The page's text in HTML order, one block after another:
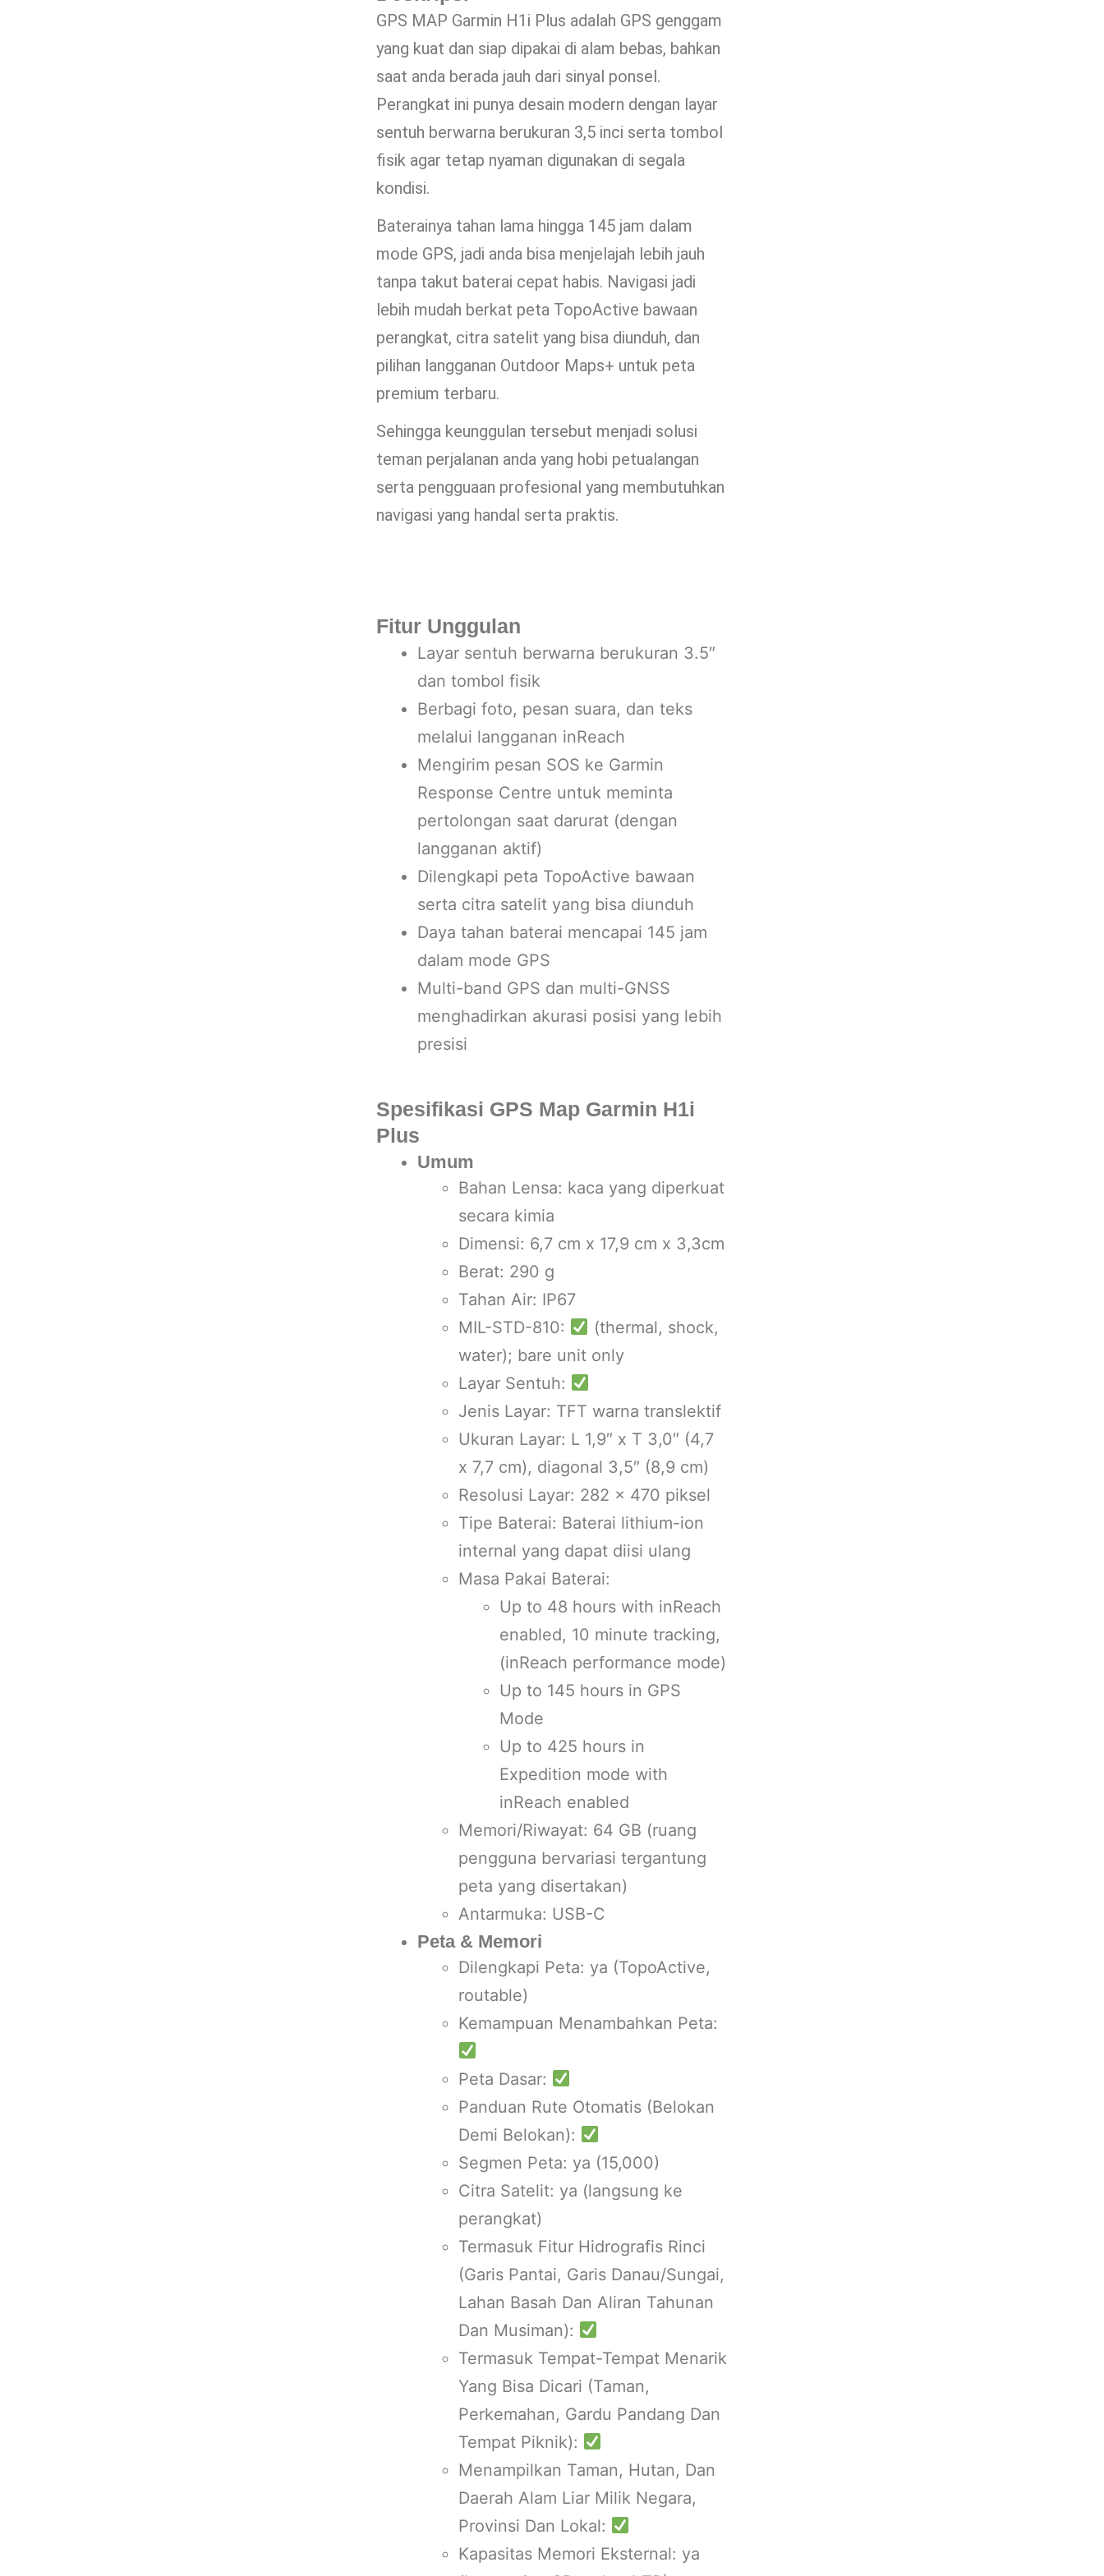
GPS MAP Garmin H1i Plus adalah GPS genggam
yang kuat dan siap dipakai di alam bebas, bahkan
saat anda berada jauh dari sinyal ponsel.
Perangkat ini punya desain modern dengan layar
sentuh berwarna berukuran 3,5 inci serta tombol
fisik agar tetap nyaman digunakan di segala
kondisi.
Baterainya tahan lama hingga 145 jam dalam
mode GPS, jadi anda bisa menjelajah lebih jauh
tanpa takut baterai cepat habis. Navigasi jadi
lebih mudah berkat peta TopoActive bawaan
perangkat, citra satelit yang bisa diunduh, dan
pilihan langganan Outdoor Maps+ untuk peta
premium terbaru.
Sehingga keunggulan tersebut menjadi solusi
teman perjalanan anda yang hobi petualangan
serta pengguaan profesional yang membutuhkan
navigasi yang handal serta praktis.
Fitur Unggulan
Layar sentuh berwarna berukuran 3.5″
dan tombol fisik
Berbagi foto, pesan suara, dan teks
melalui langganan inReach
Mengirim pesan SOS ke Garmin
Response Centre untuk meminta
pertolongan saat darurat (dengan
langganan aktif)
Dilengkapi peta TopoActive bawaan
serta citra satelit yang bisa diunduh
Daya tahan baterai mencapai 145 jam
dalam mode GPS
Multi-band GPS dan multi-GNSS
menghadirkan akurasi posisi yang lebih
presisi
Spesifikasi GPS Map Garmin H1i
Plus
Umum
Bahan Lensa: kaca yang diperkuat
secara kimia
Dimensi: 6,7 cm x 17,9 cm x 3,3cm
Berat: 290 g
Tahan Air: IP67
MIL-STD-810:
(thermal, shock,
water); bare unit only
Layar Sentuh:
Jenis Layar: TFT warna translektif
Ukuran Layar: L 1,9″ x T 3,0″ (4,7
x 7,7 cm), diagonal 3,5″ (8,9 cm)
Resolusi Layar: 282 x 470 piksel
Tipe Baterai: Baterai lithium-ion
internal yang dapat diisi ulang
Masa Pakai Baterai:
Up to 48 hours with inReach
enabled, 10 minute tracking,
(inReach performance mode)
Up to 145 hours in GPS
Mode
Up to 425 hours in
Expedition mode with
inReach enabled
Memori/Riwayat: 64 GB (ruang
pengguna bervariasi tergantung
peta yang disertakan)
Antarmuka: USB-C
Peta & Memori
Dilengkapi Peta: ya (TopoActive,
routable)
Kemampuan Menambahkan Peta:
Peta Dasar:
Panduan Rute Otomatis (Belokan
Demi Belokan):
Segmen Peta: ya (15,000)
Citra Satelit: ya (langsung ke
perangkat)
Termasuk Fitur Hidrografis Rinci
(Garis Pantai, Garis Danau/Sungai,
Lahan Basah Dan Aliran Tahunan
Dan Musiman):
Termasuk Tempat-Tempat Menarik
Yang Bisa Dicari (Taman,
Perkemahan, Gardu Pandang Dan
Tempat Piknik):
Menampilkan Taman, Hutan, Dan
Daerah Alam Liar Milik Negara,
Provinsi Dan Lokal:
Kapasitas Memori Eksternal: ya